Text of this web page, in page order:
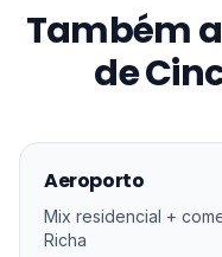
Também
de
Aeroporto
Mix residencial +
Richa